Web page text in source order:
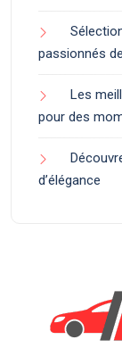
passionnés
Les
pour des
d’élégance